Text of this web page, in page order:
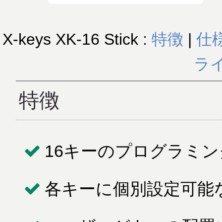
X-keys XK-16 Stick : 特徴 | 仕
ラ
特徴
16キーのプログラミ
各キーに個別設定可